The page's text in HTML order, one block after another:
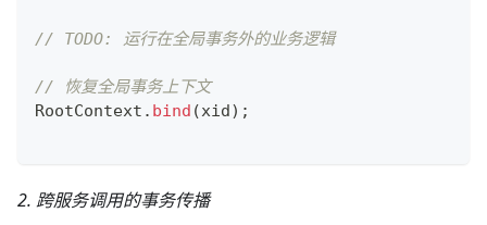
// TODO: 运行在全局事务外的业务逻辑
// 恢复全局事务上下文
RootContext . bind (xid) ;
2. 跨服务调用的事务传播